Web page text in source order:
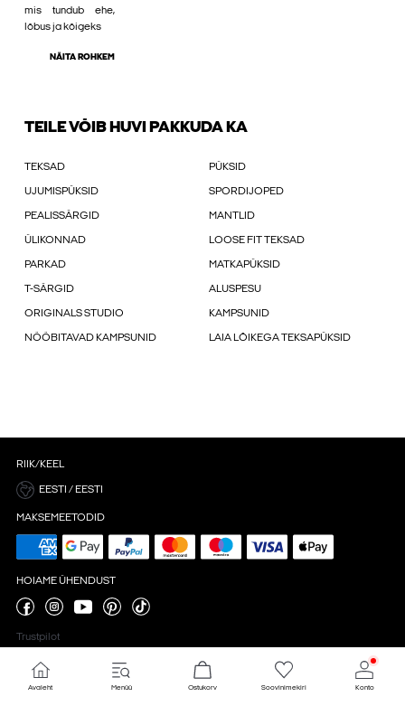
mis tundub ehe,
lõbus ja kõigeks
NÄITA ROHKEM
TEILE VÕIB HUVI PAKKUDA KA
TEKSAD PÜKSID
UJUMISPÜKSID SPORDIJOPED
PEALISSÄRGID MANTLID
ÜLIKONNAD LOOSE FIT TEKSAD
PARKAD MATKAPÜKSID
T-SÄRGID ALUSPESU
ORIGINALS STUDIO KAMPSUNID
NÖÖBITAVAD KAMPSUNID LAIA LÕIKEGA TEKSAPÜKSID
RIIK/KEEL
EESTI / EESTI
MAKSEMEETODID
HOIAME ÜHENDUST
Trustpilot
Küpsiste seaded
Avaleht Menüü Ostukorv Soovinimekiri Konto